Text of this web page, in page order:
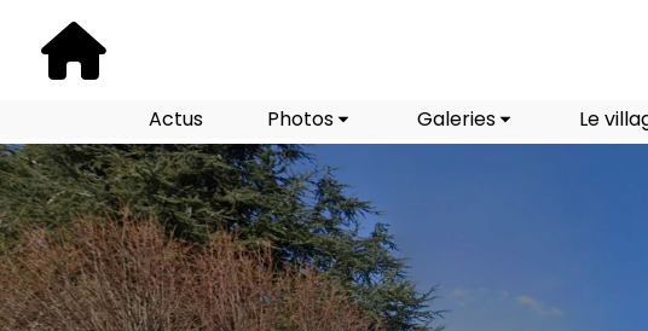
Actus Photos Galeries Le